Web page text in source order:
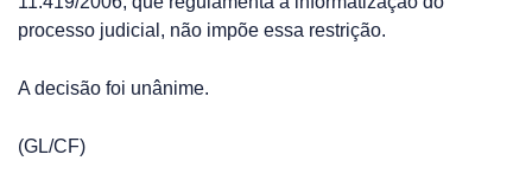
processo judicial, não impõe essa restrição.
A decisão foi unânime.
(GL/CF)